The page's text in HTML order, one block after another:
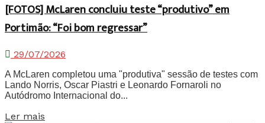
[FOTOS] McLaren concluiu teste “produtivo” em
Portimão: “Foi bom regressar”
29/07/2026
A McLaren completou uma "produtiva" sessão de testes com
Lando Norris, Oscar Piastri e Leonardo Fornaroli no
Autódromo Internacional do...
Ler mais